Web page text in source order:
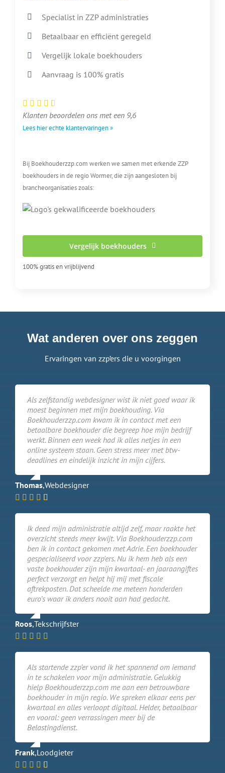
Specialist in ZZP administraties
Betaalbaar en efficiënt geregeld
Vergelijk lokale boekhouders
Aanvraag is 100% gratis
Klanten beoordelen ons met een 9,6
Lees hier echte klantervaringen »
Bij Boekhouderzzp.com werken we samen met erkende ZZP
boekhouders in de regio Wormer, die zijn aangesloten bij
brancheorganisaties zoals:
Vergelijk boekhouders
100% gratis en vrijblijvend
Wat anderen over ons zeggen
Ervaringen van zzp’ers die u voorgingen
Als zelfstandig webdesigner wist ik niet goed waar ik
moest beginnen met mijn boekhouding. Via
Boekhouderzzp.com kwam ik in contact met een
betaalbare boekhouder die begreep hoe mijn bedrijf
werkt. Binnen een week had ik alles netjes in een
online systeem staan. Geen stress meer met btw-
deadlines en eindelijk inzicht in mijn cijfers.
Thomas,Webdesigner
Ik deed mijn administratie altijd zelf, maar raakte het
overzicht steeds meer kwijt. Via Boekhouderzzp.com
ben ik in contact gekomen met Adrie. Een boekhouder
gespecialiseerd voor zzp'ers. Nu ik hem heb als een
vaste boekhouder zijn mijn kwartaal- en jaaraangiftes
perfect verzorgt en helpt hij mij met fiscale
aftrekposten. Dat scheelde me meteen honderden
euro’s waar ik anders nooit aan had gedacht.
Roos,Tekschrijfster
Als startende zzp’er vond ik het spannend om iemand
in te schakelen voor mijn administratie. Gelukkig
hielp Boekhouderzzp.com me aan een betrouwbare
boekhouder in mijn regio. We spreken elkaar eens per
kwartaal en alles verloopt digitaal. Helder, betaalbaar
en vooral: geen verrassingen meer bij de
Belastingdienst.
Frank,Loodgieter